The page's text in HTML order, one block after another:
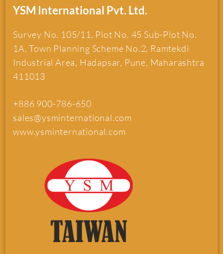
YSM International Pvt. Ltd.
Survey No. 105/11, Plot No. 45 Sub-Plot No.
1A, Town Planning Scheme No.2, Ramtekdi
Industrial Area, Hadapsar, Pune, Maharashtra
411013
+886 900-786-650
sales@ysminternational.com
www.ysminternational.com